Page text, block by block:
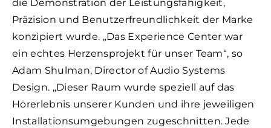
die Demonstration der Leistungsfähigkeit,
Präzision und Benutzerfreundlichkeit der Marke
konzipiert wurde. „Das Experience Center war
ein echtes Herzensprojekt für unser Team“, so
Adam Shulman, Director of Audio Systems
Design. „Dieser Raum wurde speziell auf das
Hörerlebnis unserer Kunden und ihre jeweiligen
Installationsumgebungen zugeschnitten. Jede